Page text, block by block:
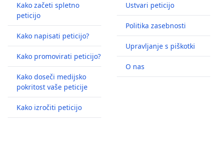
Kako začeti spletno
peticijo
Kako napisati peticijo?
Kako promovirati peticijo?
Kako doseči medijsko
pokritost vaše peticije
Kako izročiti peticijo
Ustvari peticijo
Politika zasebnosti
Upravljanje s piškotki
O nas